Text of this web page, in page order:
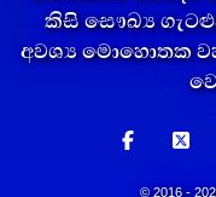
කිසි සෞඛ්‍ය
අවශ්‍ය මොහොතක
© 2016 -